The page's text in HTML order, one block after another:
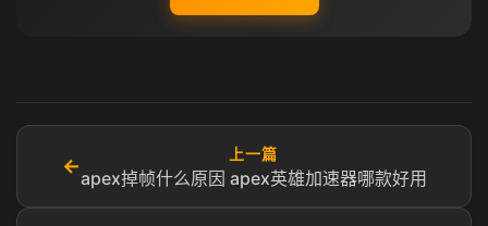
←
上一篇
apex掉帧什么原因 apex英雄加速器哪款好用